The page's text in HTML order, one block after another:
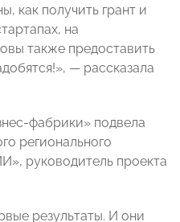
как получить грант и
на
также предоставить
— рассказала
фабрики» подвела
регионального
руководитель проекта
результаты. И они